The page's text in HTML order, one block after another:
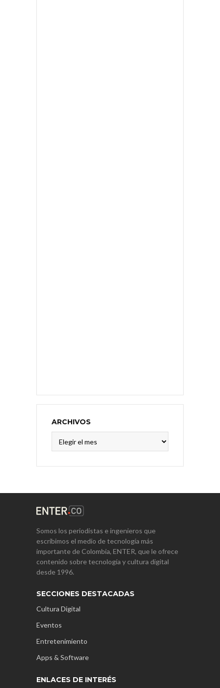
ARCHIVOS
Somos los periodistas e ingenieros que
escribimos el medio de tecnología más
importante de Colombia, ENTER, que le ofrece
contenido sobre tecnología y cultura digital
desde 1996.
SECCIONES DESTACADAS
Cultura Digital
Eventos
Entretenimiento
Apps & Software
ENLACES DE INTERÉS